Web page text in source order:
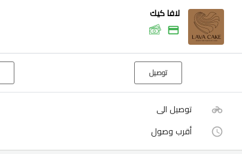
لافا كيك
توصيل
توصيل الى
أقرب وصول